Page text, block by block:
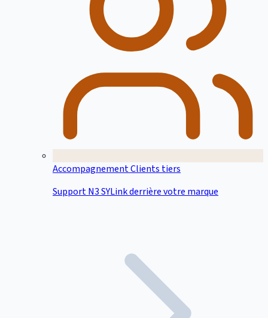
Accompagnement Clients tiers
Support N3 SYLink derrière votre marque